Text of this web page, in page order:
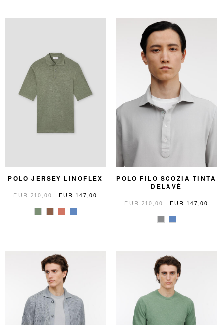
POLO JERSEY LINOFLEX
EUR 210,00 EUR 147,00
POLO FILO SCOZIA TINTA
DELAVÈ
EUR 210,00 EUR 147,00